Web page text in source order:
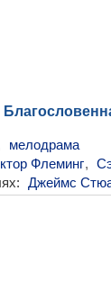
мелодрама
Флеминг,
Джеймс